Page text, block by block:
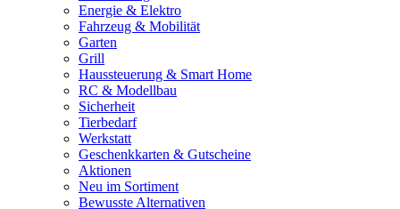
Energie & Elektro
Fahrzeug & Mobilität
Garten
Grill
Haussteuerung & Smart Home
RC & Modellbau
Sicherheit
Tierbedarf
Werkstatt
Geschenkkarten & Gutscheine
Aktionen
Neu im Sortiment
Bewusste Alternativen